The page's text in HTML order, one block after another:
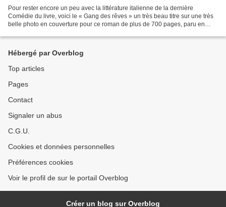
Pour rester encore un peu avec la littérature italienne de la dernière
Comédie du livre, voici le « Gang des rêves » un très beau titre sur une très
belle photo en couverture pour ce roman de plus de 700 pages, paru en
Hébergé par Overblog
Top articles
Pages
Contact
Signaler un abus
C.G.U.
Cookies et données personnelles
Préférences cookies
Voir le profil de sur le portail Overblog
Créer un blog sur Overblog